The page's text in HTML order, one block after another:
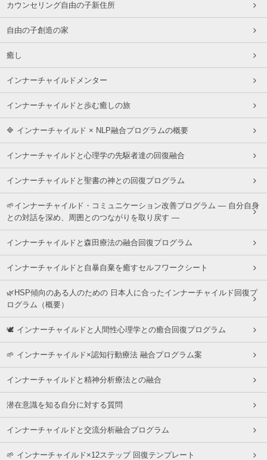
カウンセリング自由の子新住所
自由の子創造の家
癒し
インナーチャイルドメンター
インナーチャイルドと歩む癒しの旅
🔷 インナーチャイルド × NLP融合プログラムの概要
インナーチャイルドと心理学の先駆者達の回復融合
インナーチャイルドと聖書の神との回復プログラム
🌱インナーチャイルド・コミュニケーション改善プログラム ― 自分自身
との対話を深め、周囲とのつながりを取り戻す ―
インナーチャイルドと森田療法の融合回復プログラム
インナーチャイルドと自暴自棄を癒すセルフワークシート
🌿HSP傾向のある人のための 日本人に合ったインナーチャイルド回復プ
ログラム（概要）
🕊 インナーチャイルドと人間性心理学との癒合回復プログラム
🌱 インナーチャイルド×認知行動療法 融合プログラム案
インナーチャイルドと精神分析療法との融合
潜在意識を知る自分に対する質問
インナーチャイルドと交流分析融合プログラム
🌱 インナーチャイルド×12ステップ 回復テンプレート